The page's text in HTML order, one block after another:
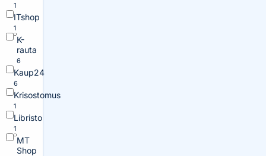
1
ITshop
1
K-
rauta
6
Kaup24
6
Krisostomus
1
Libristo
1
MT
Shop